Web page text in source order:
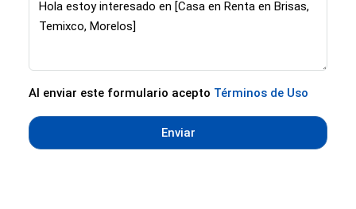
Al enviar este formulario acepto Términos de Uso
Enviar